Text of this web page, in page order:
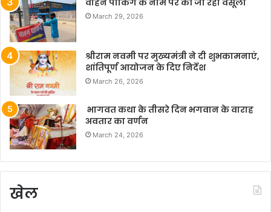
वाहन पार्किंग के नाम पर की जा रही वसूली
March 29, 2026
श्रीराम नवमी पर मुख्यमंत्री ने दी शुभकामनाएं,
शांतिपूर्ण आयोजन के दिए निर्देश
March 26, 2026
भागवत कथा के तीसरे दिन भगवान के वाराह
अवतार का वर्णन
March 24, 2026
खेल